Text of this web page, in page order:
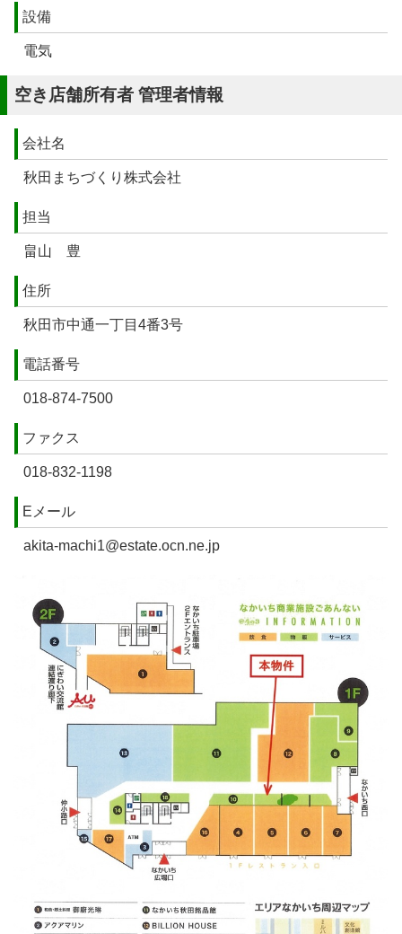
設備
電気
空き店舗所有者 管理者情報
会社名
秋田まちづくり株式会社
担当
畠山 豊
住所
秋田市中通一丁目4番3号
電話番号
018-874-7500
ファクス
018-832-1198
Eメール
akita-machi1@estate.ocn.ne.jp